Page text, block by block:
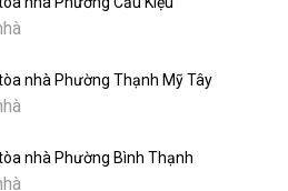
nhà Phường Thạnh Mỹ Tây
nhà Phường Bình Thạnh